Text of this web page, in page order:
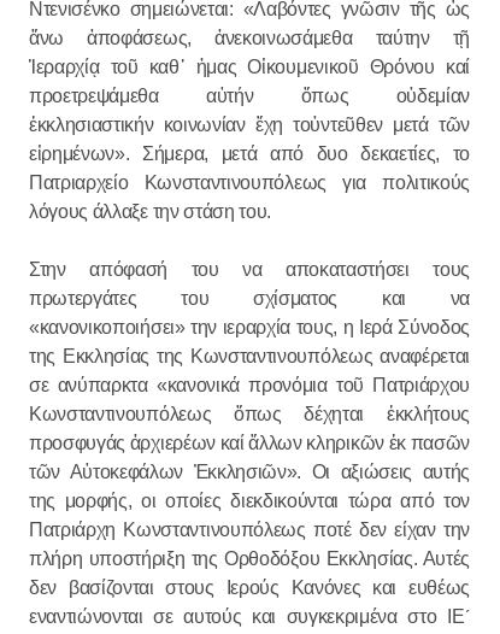
Ντενισένκο σημειώνεται: «Λαβόντες γνῶσιν τῆς ὠς
ἄνω ἀποφάσεως, ἀνεκοινωσάμεθα ταύτην τῇ
Ἱεραρχίᾳ τοῦ καθ᾽ ἡμας Οἰκουμενικοῦ Θρόνου καί
προετρεψάμεθα αὐτήν ὅπως οὐδεμίαν
ἐκκλησιαστικήν κοινωνίαν ἔχη τοὐντεῦθεν μετά τῶν
εἰρημένων». Σήμερα, μετά από δυο δεκαετίες, το
Πατριαρχείο Κωνσταντινουπόλεως για πολιτικούς
λόγους άλλαξε την στάση του.
Στην απόφασή του να αποκαταστήσει τους
πρωτεργάτες του σχίσματος και να
«κανονικοποιήσει» την ιεραρχία τους, η Ιερά Σύνοδος
της Εκκλησίας της Κωνσταντινουπόλεως αναφέρεται
σε ανύπαρκτα «κανονικά προνόμια τοῦ Πατριάρχου
Κωνσταντινουπόλεως ὅπως δέχηται ἐκκλήτους
προσφυγάς ἀρχιερέων καί ἄλλων κληρικῶν ἐκ πασῶν
τῶν Αὐτοκεφάλων Ἐκκλησιῶν». Οι αξιώσεις αυτής
της μορφής, οι οποίες διεκδικούνται τώρα από τον
Πατριάρχη Κωνσταντινουπόλεως ποτέ δεν είχαν την
πλήρη υποστήριξη της Ορθοδόξου Εκκλησίας. Αυτές
δεν βασίζονται στους Ιερούς Κανόνες και ευθέως
εναντιώνονται σε αυτούς και συγκεκριμένα στο ΙΕ´